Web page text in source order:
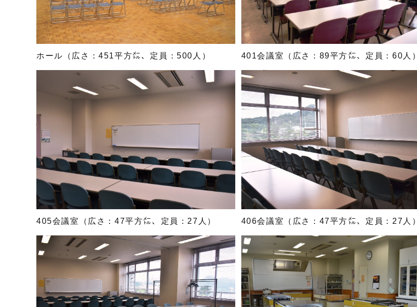
ホール（広さ：451平方㍍、定員：500人） 401会議室（広さ：89平方㍍、定員：60人）
405会議室（広さ：47平方㍍、定員：27人） 406会議室（広さ：47平方㍍、定員：27人）